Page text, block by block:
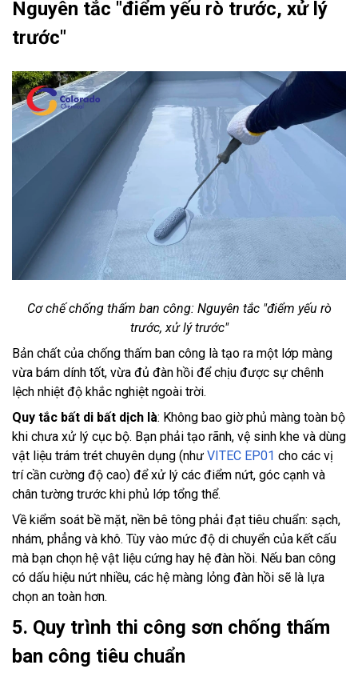
Nguyên tắc "điểm yếu rò trước, xử lý
trước"
Cơ chế chống thấm ban công: Nguyên tắc "điểm yếu rò
trước, xử lý trước"
Bản chất của chống thấm ban công là tạo ra một lớp màng
vừa bám dính tốt, vừa đủ đàn hồi để chịu được sự chênh
lệch nhiệt độ khắc nghiệt ngoài trời.
Quy tắc bất di bất dịch là: Không bao giờ phủ màng toàn bộ
khi chưa xử lý cục bộ. Bạn phải tạo rãnh, vệ sinh khe và dùng
vật liệu trám trét chuyên dụng (như VITEC EP01 cho các vị
trí cần cường độ cao) để xử lý các điểm nứt, góc cạnh và
chân tường trước khi phủ lớp tổng thể.
Về kiểm soát bề mặt, nền bê tông phải đạt tiêu chuẩn: sạch,
nhám, phẳng và khô. Tùy vào mức độ di chuyển của kết cấu
mà bạn chọn hệ vật liệu cứng hay hệ đàn hồi. Nếu ban công
có dấu hiệu nứt nhiều, các hệ màng lỏng đàn hồi sẽ là lựa
chọn an toàn hơn.
5. Quy trình thi công sơn chống thấm
ban công tiêu chuẩn